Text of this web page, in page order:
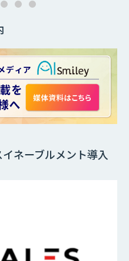
ネーブルメント導入